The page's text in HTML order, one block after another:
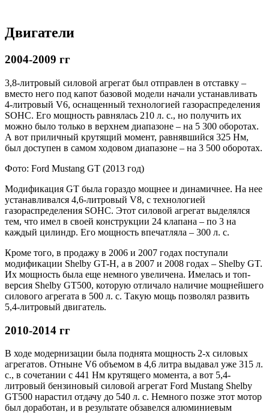
Двигатели
2004-2009 гг
3,8-литровый силовой агрегат был отправлен в отставку –
вместо него под капот базовой модели начали устанавливать
4-литровый V6, оснащенный технологией газораспределения
SOHC. Его мощность равнялась 210 л. с., но получить их
можно было только в верхнем диапазоне – на 5 300 оборотах.
А вот приличный крутящий момент, равнявшийся 325 Нм,
был доступен в самом ходовом диапазоне – на 3 500 оборотах.
Фото: Ford Mustang GT (2013 год)
Модификация GT была гораздо мощнее и динамичнее. На нее
устанавливался 4,6-литровый V8, с технологией
газораспределения SOHC. Этот силовой агрегат выделялся
тем, что имел в своей конструкции 24 клапана – по 3 на
каждый цилиндр. Его мощность впечатляла – 300 л. с.
Кроме того, в продажу в 2006 и 2007 годах поступали
модификации Shelby GT-H, а в 2007 и 2008 годах – Shelby GT.
Их мощность была еще немного увеличена. Имелась и топ-
версия Shelby GT500, которую отличало наличие мощнейшего
силового агрегата в 500 л. с. Такую мощь позволял развить
5,4-литровый двигатель.
2010-2014 гг
В ходе модернизации была поднята мощность 2-х силовых
агрегатов. Отныне V6 объемом в 4,6 литра выдавал уже 315 л.
с., в сочетании с 441 Нм крутящего момента, а вот 5,4-
литровый бензиновый силовой агрегат Ford Mustang Shelby
GT500 нарастил отдачу до 540 л. с. Немного позже этот мотор
был доработан, и в результате обзавелся алюминиевым